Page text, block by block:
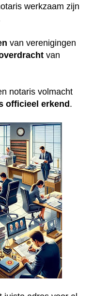
werkzaam zijn
van verenigingen
van
notaris volmacht
officieel erkend .